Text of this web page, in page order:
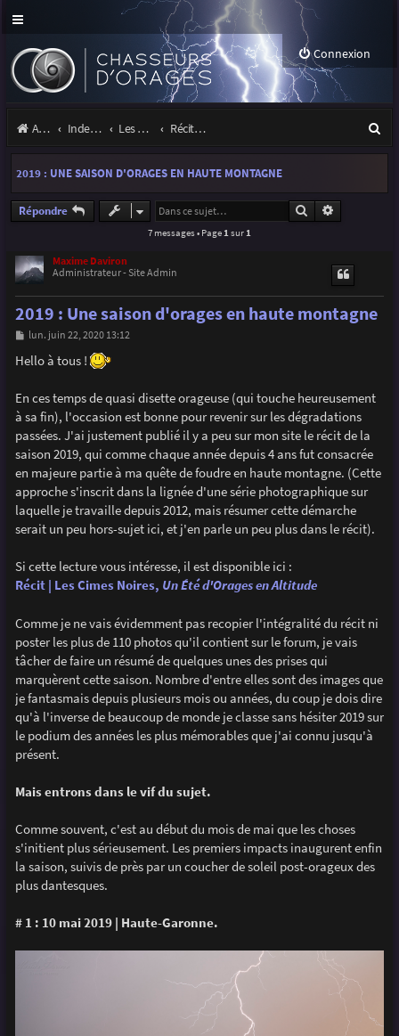
Connexion
Accueil Index du forum Les orages Récits et photos d'orages
e
2019 : UNE SAISON D'ORAGES EN HAUTE MONTAGNE
Répondre Rechercher
7 messages • Page 1 sur 1
Maxime Daviron
Administrateur - Site Admin
2019 : Une saison d'orages en haute montagne
M
s
s
e
lun. juin 22, 2020 13:12
Hello à tous !
En ces temps de quasi disette orageuse (qui touche heureusement
à sa fin), l'occasion est bonne pour revenir sur les dégradations
passées. J'ai justement publié il y a peu sur mon site le récit de la
saison 2019, qui comme chaque année depuis 4 ans fut consacrée
en majeure partie à ma quête de foudre en haute montagne. (Cette
approche s'inscrit dans la lignée d'une série photographique sur
laquelle je travaille depuis 2012, mais résumer cette démarche
serait un peu hors-sujet ici, et j'en parle un peu plus dans le récit).
Si cette lecture vous intéresse, il est disponible ici :
Récit | Les Cimes Noires, Un Été d'Orages en Altitude
Comme je ne vais évidemment pas recopier l'intégralité du récit ni
poster les plus de 110 photos qu'il contient sur le forum, je vais
tâcher de faire un résumé de quelques unes des prises qui
marquèrent cette saison. Nombre d'entre elles sont des images que
je fantasmais depuis plusieurs mois ou années, du coup je dois dire
qu'à l'inverse de beaucoup de monde je classe sans hésiter 2019 sur
le podium des années les plus mémorables que j'ai connu jusqu'à
présent.
Mais entrons dans le vif du sujet.
Comme souvent, c'est au début du mois de mai que les choses
s'initient plus sérieusement. Les premiers impacts inaugurent enfin
la saison, suivis de près par un coucher de soleil post-orageux des
plus dantesques.
# 1 : 10 mai 2019 | Haute-Garonne.